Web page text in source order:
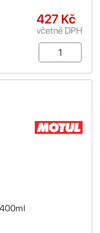
427 Kč
včetně DPH